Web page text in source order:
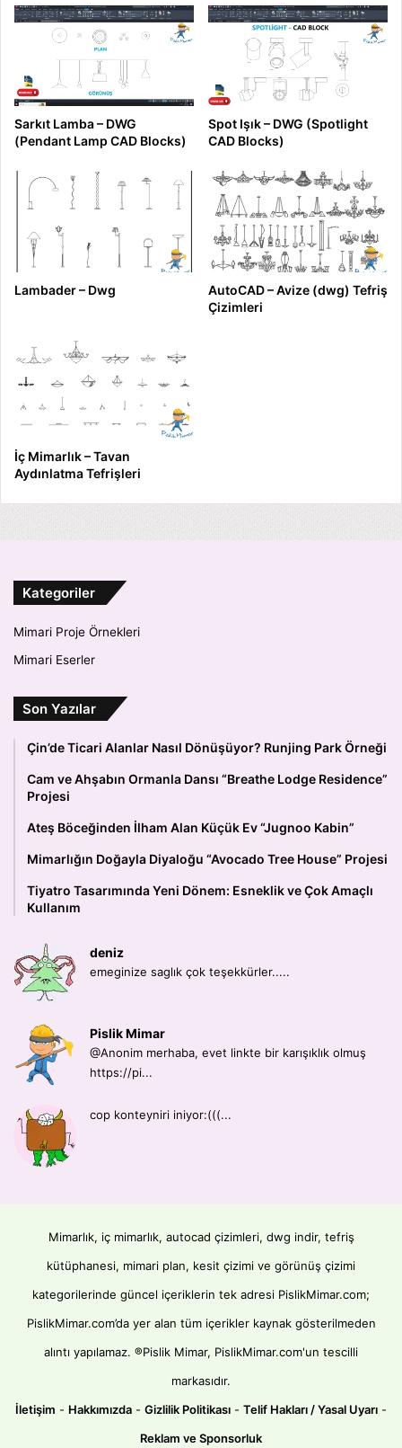
Sarkıt Lamba – DWG
(Pendant Lamp CAD Blocks)
Spot Işık – DWG (Spotlight
CAD Blocks)
Lambader – Dwg
AutoCAD – Avize (dwg) Tefriş
Çizimleri
İç Mimarlık – Tavan
Aydınlatma Tefrişleri
Kategoriler
Mimari Proje Örnekleri
Mimari Eserler
Son Yazılar
Çin’de Ticari Alanlar Nasıl Dönüşüyor? Runjing Park Örneği
Cam ve Ahşabın Ormanla Dansı “Breathe Lodge Residence”
Projesi
Ateş Böceğinden İlham Alan Küçük Ev “Jugnoo Kabin”
Mimarlığın Doğayla Diyaloğu “Avocado Tree House” Projesi
Tiyatro Tasarımında Yeni Dönem: Esneklik ve Çok Amaçlı
Kullanım
deniz
emeginize saglık çok teşekkürler.....
Pislik Mimar
@Anonim merhaba, evet linkte bir karışıklık olmuş
https://pi...
cop konteyniri iniyor:(((...
Mimarlık, iç mimarlık, autocad çizimleri, dwg indir, tefriş
kütüphanesi, mimari plan, kesit çizimi ve görünüş çizimi
kategorilerinde güncel içeriklerin tek adresi PislikMimar.com;
PislikMimar.com’da yer alan tüm içerikler kaynak gösterilmeden
alıntı yapılamaz. ®Pislik Mimar, PislikMimar.com'un tescilli
markasıdır.
İletişim - Hakkımızda - Gizlilik Politikası - Telif Hakları / Yasal Uyarı -
Reklam ve Sponsorluk